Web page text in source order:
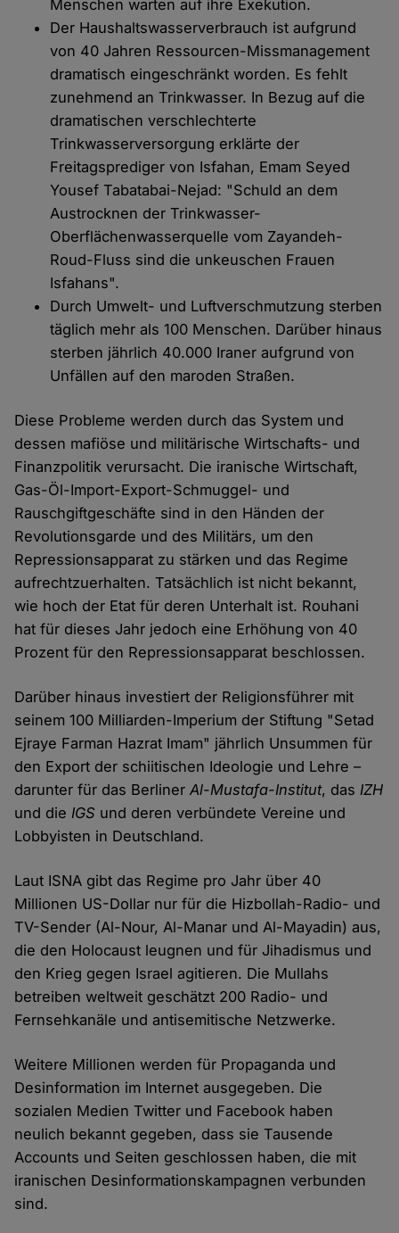
Menschen warten auf ihre Exekution.
Der Haushaltswasserverbrauch ist aufgrund
von 40 Jahren Ressourcen-Missmanagement
dramatisch eingeschränkt worden. Es fehlt
zunehmend an Trinkwasser. In Bezug auf die
dramatischen verschlechterte
Trinkwasserversorgung erklärte der
Freitagsprediger von Isfahan, Emam Seyed
Yousef Tabatabai-Nejad: "Schuld an dem
Austrocknen der Trinkwasser-
Oberflächenwasserquelle vom Zayandeh-
Roud-Fluss sind die unkeuschen Frauen
Isfahans".
Durch Umwelt- und Luftverschmutzung sterben
täglich mehr als 100 Menschen. Darüber hinaus
sterben jährlich 40.000 Iraner aufgrund von
Unfällen auf den maroden Straßen.
Diese Probleme werden durch das System und
dessen mafiöse und militärische Wirtschafts- und
Finanzpolitik verursacht. Die iranische Wirtschaft,
Gas-Öl-Import-Export-Schmuggel- und
Rauschgiftgeschäfte sind in den Händen der
Revolutionsgarde und des Militärs, um den
Repressionsapparat zu stärken und das Regime
aufrechtzuerhalten. Tatsächlich ist nicht bekannt,
wie hoch der Etat für deren Unterhalt ist. Rouhani
hat für dieses Jahr jedoch eine Erhöhung von 40
Prozent für den Repressionsapparat beschlossen.
Darüber hinaus investiert der Religionsführer mit
seinem 100 Milliarden-Imperium der Stiftung "Setad
Ejraye Farman Hazrat Imam" jährlich Unsummen für
den Export der schiitischen Ideologie und Lehre –
darunter für das BerlinerAl-Mustafa-Institut, dasIZH
und dieIGS und deren verbündete Vereine und
Lobbyisten in Deutschland.
Laut ISNA gibt das Regime pro Jahr über 40
Millionen US-Dollar nur für die Hizbollah-Radio- und
TV-Sender (Al-Nour, Al-Manar und Al-Mayadin) aus,
die den Holocaust leugnen und für Jihadismus und
den Krieg gegen Israel agitieren. Die Mullahs
betreiben weltweit geschätzt 200 Radio- und
Fernsehkanäle und antisemitische Netzwerke.
Weitere Millionen werden für Propaganda und
Desinformation im Internet ausgegeben. Die
sozialen Medien Twitter und Facebook haben
neulich bekannt gegeben, dass sie Tausende
Accounts und Seiten geschlossen haben, die mit
iranischen Desinformationskampagnen verbunden
sind.